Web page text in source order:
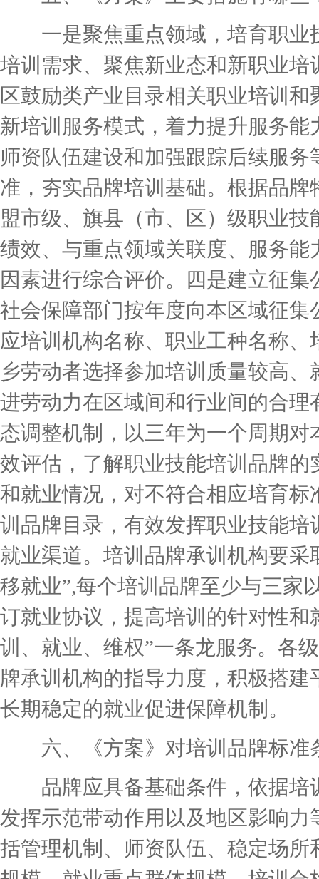
一是聚焦重点领域，培育职业
培训需求、聚焦新业态和新职业
区鼓励类产业目录相关职业培训
新培训服务模式，着力提升服务
师资队伍建设和加强跟踪后续服
准，夯实品牌培训基础。根据品
盟市级、旗县（市、区）级职业
绩效、与重点领域关联度、服务
因素进行综合评价。四是建立征
社会保障部门按年度向本区域征
应培训机构名称、职业工种名称
乡劳动者选择参加培训质量较高
进劳动力在区域间和行业间的合
态调整机制，以三年为一个周期
效评估，了解职业技能培训品牌
和就业情况，对不符合相应培育
训品牌目录，有效发挥职业技能
就业渠道。培训品牌承训机构要
移就业”,每个培训品牌至少与三家
订就业协议，提高培训的针对性
训、就业、维权”一条龙服务。各
牌承训机构的指导力度，积极搭
长期稳定的就业促进保障机制。
六、《方案》对培训品牌标准
品牌应具备基础条件，依据培
发挥示范带动作用以及地区影响
括管理机制、师资队伍、稳定场